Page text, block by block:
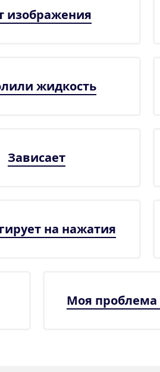
изображения
жидкость
Зависает
на нажатия
Моя проблема